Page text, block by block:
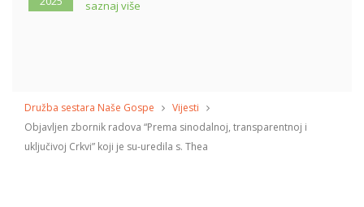
saznaj više
Družba sestara Naše Gospe
Vijesti
Objavljen zbornik radova “Prema sinodalnoj, transparentnoj i
uključivoj Crkvi” koji je su-uredila s. Thea